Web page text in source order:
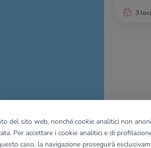
3
|© OpenStreetMap contributors
del sito web, nonché cookie analitici non
Per accettare i cookie analitici e di
caso, la navigazione proseguirà